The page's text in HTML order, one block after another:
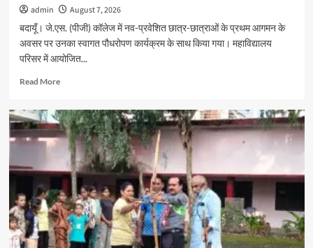
admin
August 7, 2026
बदायूँ। जे.एस. (पीजी) कॉलेज में नव-प्रवेशित छात्र-छात्राओं के प्रथम आगमन के
अवसर पर उनका स्वागत पौधरोपण कार्यक्रम के साथ किया गया। महाविद्यालय
परिसर में आयोजित...
Read MoreRead
जेएस
पीजी
कालेज
नव-
प्रवेशित
छात्र-
छात्राओं
का
पौधरोपण